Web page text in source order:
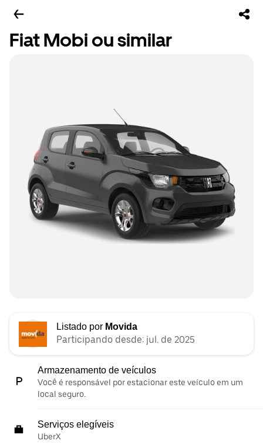
Fiat Mobi ou similar
Listado por Movida
Participando desde: jul. de 2025
Armazenamento de veículos
Você é responsável por estacionar este veículo em um
local seguro.
Serviços elegíveis
UberX